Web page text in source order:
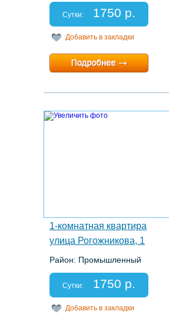
Спальных мест: 2
Отчетные документы: есть
Сутки: 1750 р.
Добавить в закладки
Минимальный срок:1 суток
Расчетный час:любой
1-комнатная квартира
улица Рогожникова, 1
Район: Промышленный
Спальных мест: 2
Отчетные документы: есть
Сутки: 1750 р.
Добавить в закладки